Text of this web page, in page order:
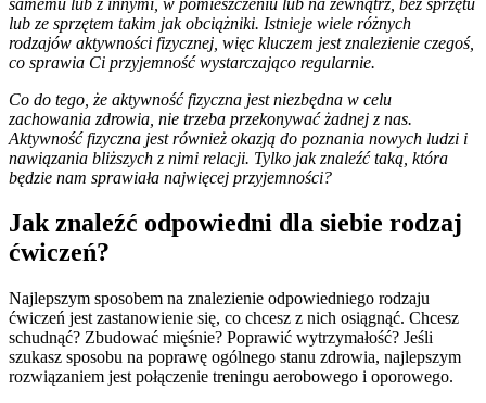
lub ze sprzętem takim jak obciążniki. Istnieje wiele różnych
rodzajów aktywności fizycznej, więc kluczem jest znalezienie czegoś,
co sprawia Ci przyjemność wystarczająco regularnie.
Co do tego, że aktywność fizyczna jest niezbędna w celu
zachowania zdrowia, nie trzeba przekonywać żadnej z nas.
Aktywność fizyczna jest również okazją do poznania nowych ludzi i
nawiązania bliższych z nimi relacji. Tylko jak znaleźć taką, która
będzie nam sprawiała najwięcej przyjemności?
Jak znaleźć odpowiedni dla siebie rodzaj
ćwiczeń?
Najlepszym sposobem na znalezienie odpowiedniego rodzaju
ćwiczeń jest zastanowienie się, co chcesz z nich osiągnąć. Chcesz
schudnąć? Zbudować mięśnie? Poprawić wytrzymałość? Jeśli
szukasz sposobu na poprawę ogólnego stanu zdrowia, najlepszym
rozwiązaniem jest połączenie treningu aerobowego i oporowego.